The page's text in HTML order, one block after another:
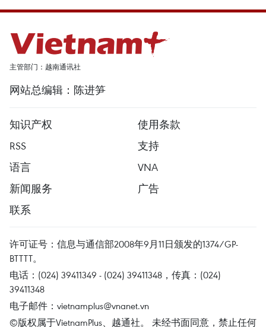
主管部门：越南通讯社
网站总编辑：陈进笋
知识产权
使用条款
RSS
支持
语言
VNA
新闻服务
广告
联系
许可证号：信息与通信部2008年9月11日颁发的1374/GP-
BTTTT。
电话：(024) 39411349 - (024) 39411348，传真：(024)
39411348
电子邮件： vietnamplus@vnanet.vn
©版权属于VietnamPlus、越通社。 未经书面同意，禁止任何